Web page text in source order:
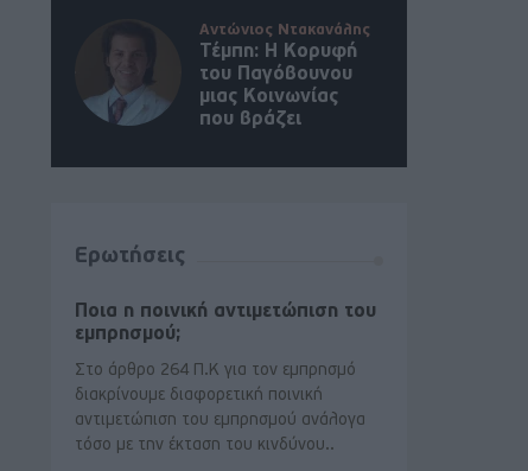
Αντώνιος Ντακανάλης
Τέμπη: Η Κορυφή
του Παγόβουνου
μιας Κοινωνίας
που βράζει
Ερωτήσεις
Ποια η ποινική αντιμετώπιση του
εμπρησμού;
Στο άρθρο 264 Π.Κ για τον εμπρησμό
διακρίνουμε διαφορετική ποινική
αντιμετώπιση του εμπρησμού ανάλογα
τόσο με την έκταση του κινδύνου..